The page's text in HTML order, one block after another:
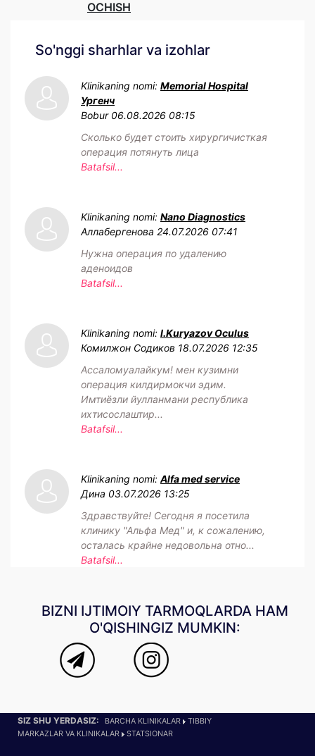
OCHISH
So'nggi sharhlar va izohlar
Klinikaning nomi: Memorial Hospital
Ургенч
Bobur 06.08.2026 08:15
Сколько будет стоить хирургичисткая
операция потянуть лица
Batafsil...
Klinikaning nomi: Nano Diagnostics
Аллабергенова 24.07.2026 07:41
Нужна операция по удалению
аденоидов
Batafsil...
Klinikaning nomi: I.Kuryazov Oculus
Комилжон Содиков 18.07.2026 12:35
Ассаломуалайкум! мен кузимни
операция килдирмокчи эдим.
Имтиёзли йулланмани республика
ихтисослаштир...
Batafsil...
Klinikaning nomi: Alfa med service
Дина 03.07.2026 13:25
Здравствуйте! Сегодня я посетила
клинику "Альфа Мед" и, к сожалению,
осталась крайне недовольна отно...
Batafsil...
BIZNI IJTIMOIY TARMOQLARDA HAM
O'QISHINGIZ MUMKIN:
SIZ SHU YERDASIZ: BARCHA KLINIKALAR
TIBBIY
MARKAZLAR VA KLINIKALAR
STATSIONAR